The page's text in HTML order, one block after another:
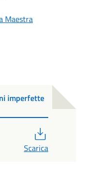
Maestra
imperfette
Scarica